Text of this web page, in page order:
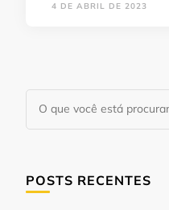
4 DE ABRIL DE 2023
Procurando
algo?
POSTS RECENTES